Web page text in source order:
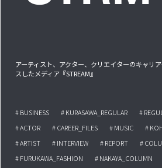
アーティスト、アクター、クリエイターのキャリ
スしたメディア『STREAM』
# BUSINESS # KURASAWA_REGULAR #
# ACTOR
# CAREER_FILES # MUSIC
#
# ARTIST
# INTERVIEW # REPORT
#
# FURUKAWA_FASHION
# NAKAYA_COLUMN